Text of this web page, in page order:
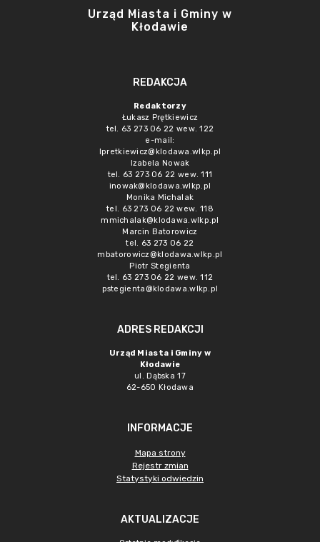
Urząd Miasta i Gminy w
Kłodawie
REDAKCJA
Redaktorzy
Łukasz Prętkiewicz
tel. 63 273 06 22 wew. 122
e-mail:
lpretkiewicz@klodawa.wlkp.pl
Izabela Nowak
tel. 63 273 06 22 wew. 111
inowak@klodawa.wlkp.pl
Monika Michalak
tel. 63 273 06 22 wew. 118
mmichalak@klodawa.wlkp.pl
Marcin Batorowicz
tel. 63 273 06 22
mbatorowicz@klodawa.wlkp.pl
Piotr Stegienta
tel. 63 273 06 22 wew. 112
pstegienta@klodawa.wlkp.pl
ADRES REDAKCJI
Urząd Miasta i Gminy w
Kłodawie
ul. Dąbska 17
62-650 Kłodawa
INFORMACJE
Mapa strony
Rejestr zmian
Statystyki odwiedzin
AKTUALIZACJE